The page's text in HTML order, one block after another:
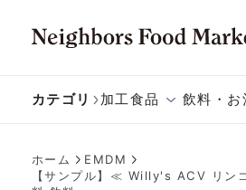
カテゴリ 加工食品 飲料・お
ホーム
EMDM
【サンプル】≪ Willy's ACV リン